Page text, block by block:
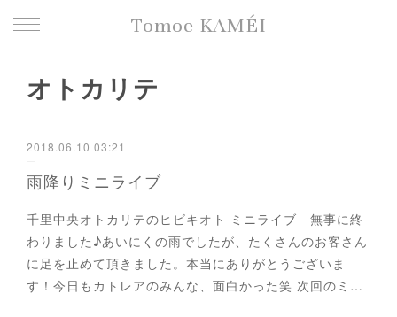
Tomoe KAMÉI
オトカリテ
2018.06.10 03:21
雨降りミニライブ
千里中央オトカリテのヒビキオト ミニライブ 無事に終
わりました♪あいにくの雨でしたが、たくさんのお客さん
に足を止めて頂きました。本当にありがとうございま
す！今日もカトレアのみんな、面白かった笑 次回のミ…